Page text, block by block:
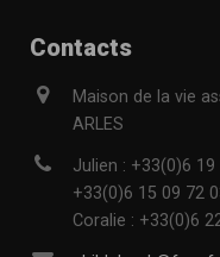
Contacts
Maison de la vie
ARLES
Julien : +33(0)6 19
+33(0)6 15 09 72
Coralie : +33(0)6